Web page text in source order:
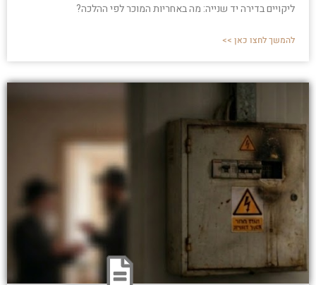
ליקויים בדירה יד שנייה: מה באחריות המוכר לפי ההלכה?
להמשך לחצו כאן >>